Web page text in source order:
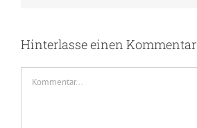
Hinterlasse einen Kommentar